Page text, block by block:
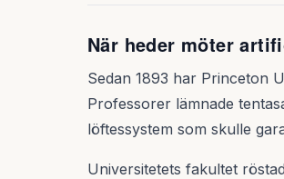
När heder möter
Sedan 1893 har Princeton
Professorer lämnade
löftessystem som skulle
Universitetets fakultet